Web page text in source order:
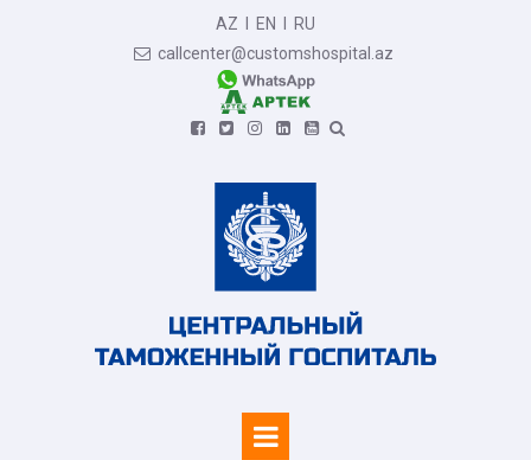
AZ EN RU
 callcenter@customshospital.az
     